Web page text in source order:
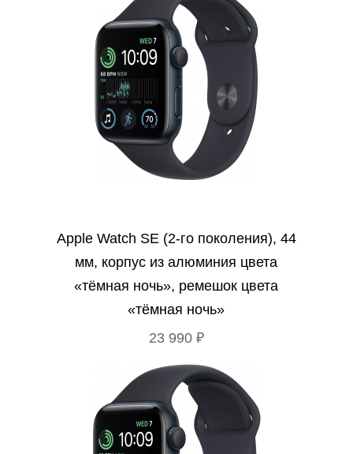
Apple Watch SE (2‑го поколения), 44
мм, корпус из алюминия цвета
«тёмная ночь», ремешок цвета
«тёмная ночь»
23 990 ₽